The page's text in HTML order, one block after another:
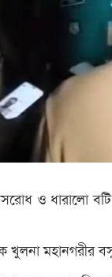
ও ধারালো
মহানগরীর